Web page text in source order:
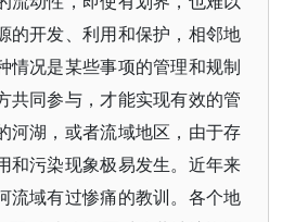
的开发、利用和保护，相邻地
情况是某些事项的管理和规制
共同参与，才能实现有效的管
河湖，或者流域地区，由于存
和污染现象极易发生。近年来
流域有过惨痛的教训。各个地